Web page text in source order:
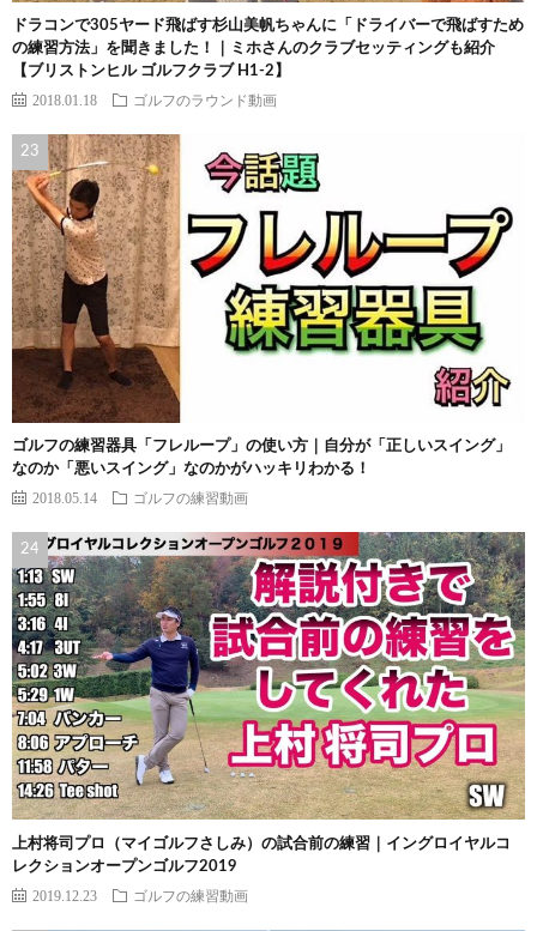
ドラコンで305ヤード飛ばす杉山美帆ちゃんに「ドライバーで飛ばすため
の練習方法」を聞きました！｜ミホさんのクラブセッティングも紹介
【ブリストンヒル ゴルフクラブ H1-2】
2018.01.18 ゴルフのラウンド動画
ゴルフの練習器具「フレループ」の使い方｜自分が「正しいスイング」
なのか「悪いスイング」なのかがハッキリわかる！
2018.05.14 ゴルフの練習動画
上村将司プロ（マイゴルフさしみ）の試合前の練習｜イングロイヤルコ
レクションオープンゴルフ2019
2019.12.23 ゴルフの練習動画